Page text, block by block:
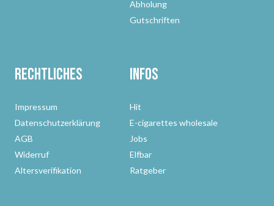
Abholung
Gutschriften
Rechtliches
Impressum
Datenschutzerklärung
AGB
Widerruf
Altersverifikation
Infos
Hit
E-cigarettes wholesale
Jobs
Elfbar
Ratgeber